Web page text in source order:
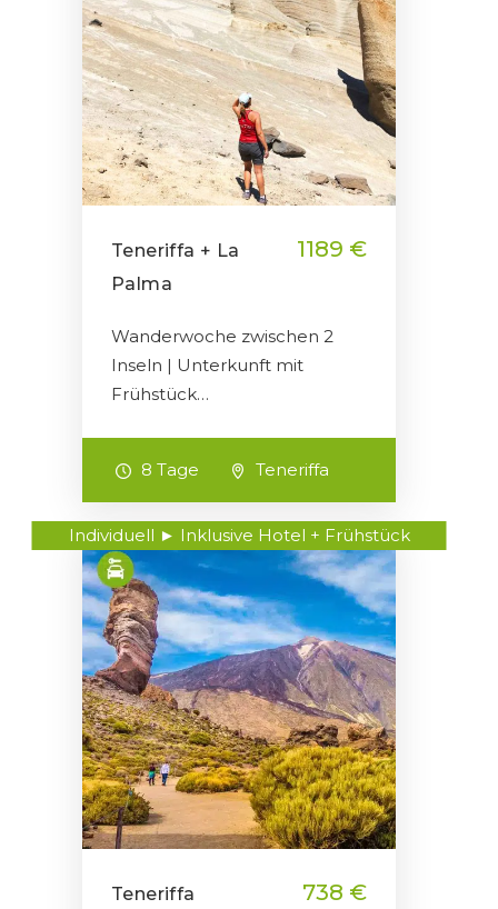
Teneriffa + La
Palma
1189 €
Wanderwoche zwischen 2
Inseln | Unterkunft mit
Frühstück…
8 Tage Teneriffa
Individuell ► Inklusive Hotel + Frühstück
Teneriffa 738 €